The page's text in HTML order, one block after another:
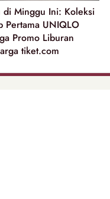
di Minggu Ini: Koleksi
Pertama UNIQLO
Promo Liburan
tiket.com